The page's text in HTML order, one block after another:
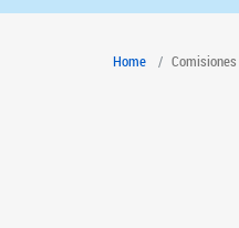
Home Comisiones